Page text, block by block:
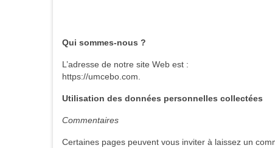
Qui sommes-nous ?
L’adresse de notre site Web est :
https://umcebo.com.
Utilisation des données personnelles collectées
Commentaires
Certaines pages peuvent vous inviter à laissez un